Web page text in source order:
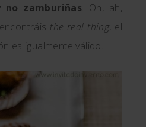
no zamburiñas. Oh, ah,
the real thing, el
es igualmente válido.